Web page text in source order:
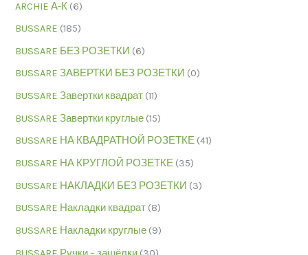
ARCHIE А-К (6)
BUSSARE (185)
BUSSARE БЕЗ РОЗЕТКИ (6)
BUSSARE ЗАВЕРТКИ БЕЗ РОЗЕТКИ (0)
BUSSARE Завертки квадрат (11)
BUSSARE Завертки круглые (15)
BUSSARE НА КВАДРАТНОЙ РОЗЕТКЕ (41)
BUSSARE НА КРУГЛОЙ РОЗЕТКЕ (35)
BUSSARE НАКЛАДКИ БЕЗ РОЗЕТКИ (3)
BUSSARE Накладки квадрат (8)
BUSSARE Накладки круглые (9)